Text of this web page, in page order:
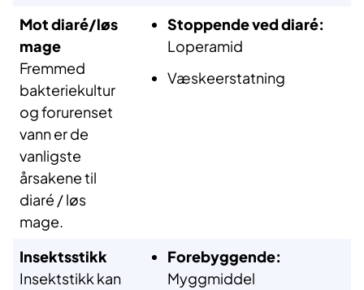
Motdiaré/løs
mage
Fremmed
bakteriekultur
og forurenset
vann er de
vanligste
årsakene til
diaré / løs
mage.
Stoppendeveddiaré:
Loperamid
Væskeerstatning
Insektsstikk
Insektstikk kan
Forebyggende:
Myggmiddel